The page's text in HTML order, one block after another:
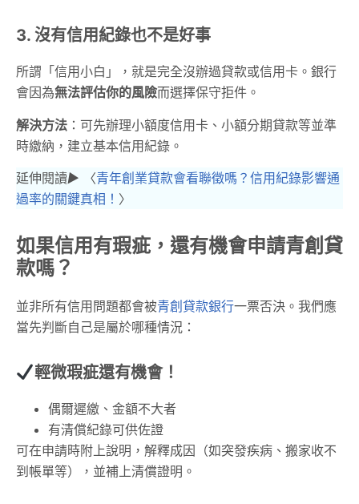
3. 沒有信用紀錄也不是好事
所謂「信用小白」，就是完全沒辦過貸款或信用卡。銀行
會因為無法評估你的風險而選擇保守拒件。
解決方法 ：可先辦理小額度信用卡、小額分期貸款等並準
時繳納，建立基本信用紀錄。
延伸閱讀▶︎ 〈青年創業貸款會看聯徵嗎？信用紀錄影響通
過率的關鍵真相！ 〉
如果信用有瑕疵，還有機會申請青創貸
款嗎？
並非所有信用問題都會被青創貸款銀行一票否決。我們應
當先判斷自己是屬於哪種情況：
輕微瑕疵還有機會！
偶爾遲繳、金額不大者
有清償紀錄可供佐證
可在申請時附上說明，解釋成因（如突發疾病、搬家收不
到帳單等），並補上清償證明。